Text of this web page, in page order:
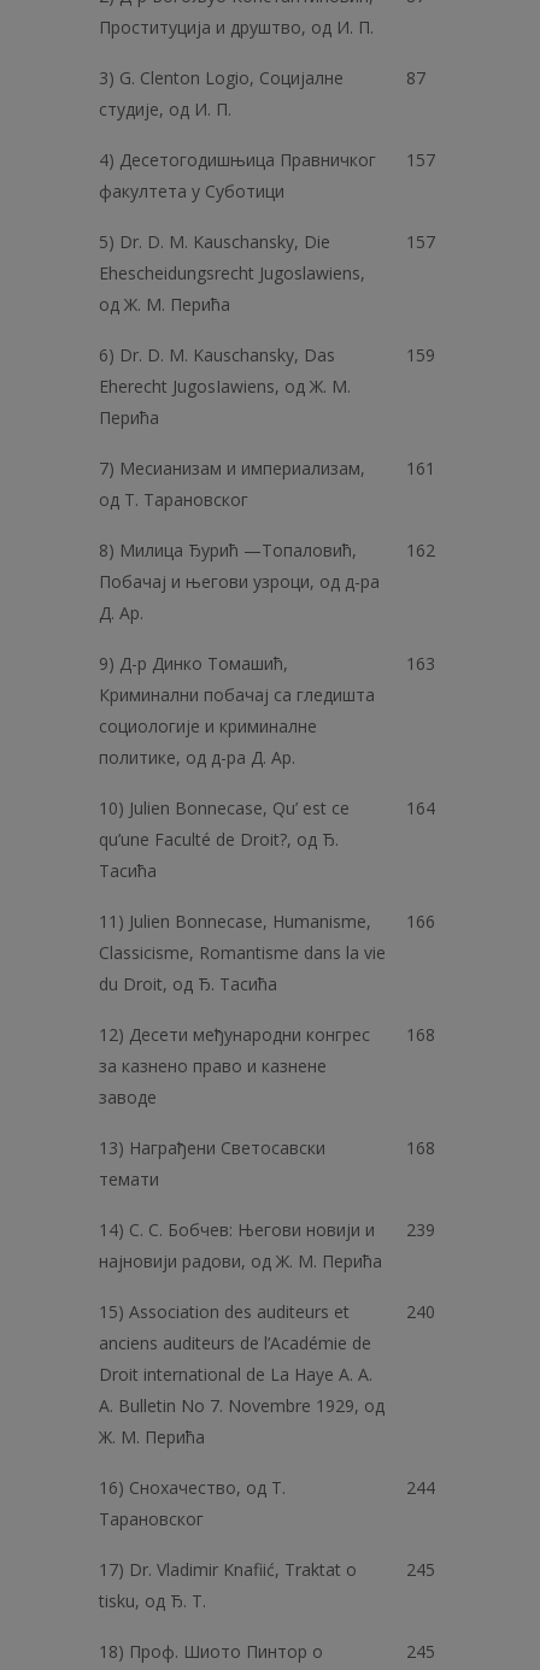
Проституција и друштво, од И. П.
3) G. Clenton Logio, Социјалне
студије, од И. П.
87
4) Десетогодишњица Правничког
факултета у Суботици
157
5) Dr. D. М. Kauschansky, Die
Ehescheidungsrecht Jugoslawiens,
од Ж. M. Перића
157
6) Dr. D. М. Kauschansky, Das
Eherecht JugosIawiens, од Ж. M.
Перића
159
7) Месианизам и империализам,
од Т. Тарановског
161
8) Милица Ђурић —Топаловић,
Побачај и његови узроци, од д-ра
Д. Ар.
162
9) Д-р Динко Томашић,
Криминални побачај са гледишта
социологије и криминалне
политике, од д-ра Д. Ар.
163
10) Julien Bonnecase, Qu’ est ce
qu’une Faculté de Droit?, од Ђ.
Тасића
164
11) Julien Bonnecase, Humanisme,
Classicisme, Romantisme dans la vie
du Droit, од Ђ. Тасића
166
12) Десети међународни конгрес
за казнено право и казнене
заводе
168
13) Награђени Светосавски
темати
168
14) С. С. Бобчев: Његови новији и
најновији радови, од Ж. М. Перића
239
15) Association des auditeurs et
anciens auditeurs de l’Académie de
Droit international de La Науе A. A.
A. Bulletin No 7. Novembre 1929, од
Ж. M. Перића
240
16) Снохачество, од Т.
Тарановског
244
17) Dr. Vladimir Knafiić, Traktat o
tisku, од Ђ. T.
245
18) Проф. Шиото Пинтор о
245